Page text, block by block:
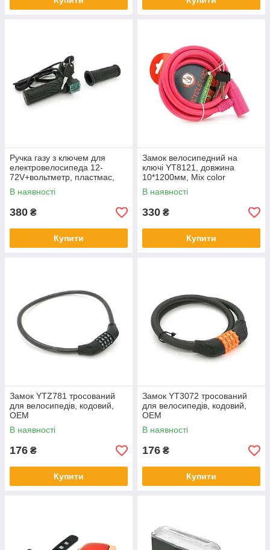
Ручка газу з ключем для
електровелосипеда 12-
72V+вольтметр, пластмас,
Box
В наявності
380 ₴
Купити
Замок велосипедний на
ключі YT8121, довжина
10*1200мм, Mix color
В наявності
330 ₴
Купити
Замок YTZ781 тросований
для велосипедів, кодовий,
OEM
В наявності
176 ₴
Купити
Замок YT3072 тросований
для велосипедів, кодовий,
OEM
В наявності
176 ₴
Купити